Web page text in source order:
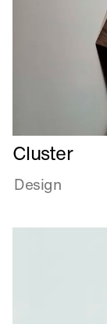
Læs
mere
om
Cluster
Design